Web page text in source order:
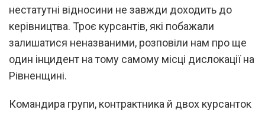
нестатутні відносини не завжди доходить до
керівництва. Троє курсантів, які побажали
залишатися неназваними, розповіли нам про ще
один інцидент на тому самому місці дислокації на
Рівненщині.
Командира групи, контрактника й двох курсанток